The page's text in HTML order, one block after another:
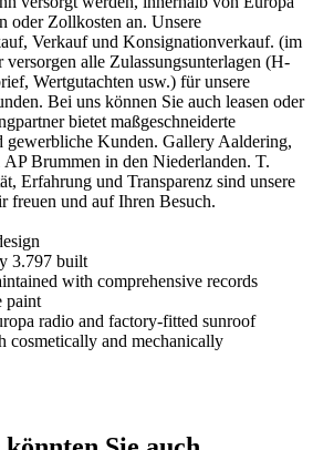
oder Zollkosten an. Unsere
Verkauf und Konsignationverkauf. (im
alle Zulassungsunterlagen (H-
Wertgutachten usw.) für unsere
Bei uns können Sie auch leasen oder
bietet maßgeschneiderte
gewerbliche Kunden. Gallery Aaldering,
AP Brummen in den Niederlanden. T.
Erfahrung und Transparenz sind unsere
freuen und auf Ihren Besuch.
3.797 built
with comprehensive records
paint
radio and factory-fitted sunroof
cosmetically and mechanically